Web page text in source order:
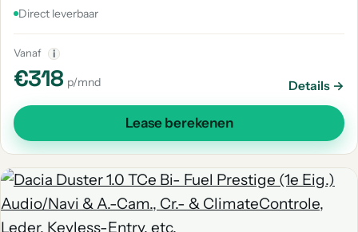
Direct leverbaar
Vanaf i
€318 p/mnd Details →
Lease berekenen